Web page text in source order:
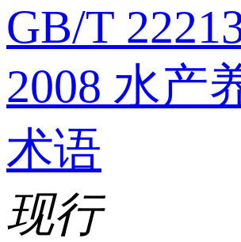
GB/T
2008 水产
术语
现行